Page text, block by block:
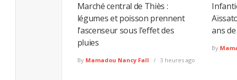
Marché central de Thiès :
légumes et poisson prennent
l’ascenseur sous l’effet des
pluies
By Mamadou Nancy Fall 3 heures ago
ans
By